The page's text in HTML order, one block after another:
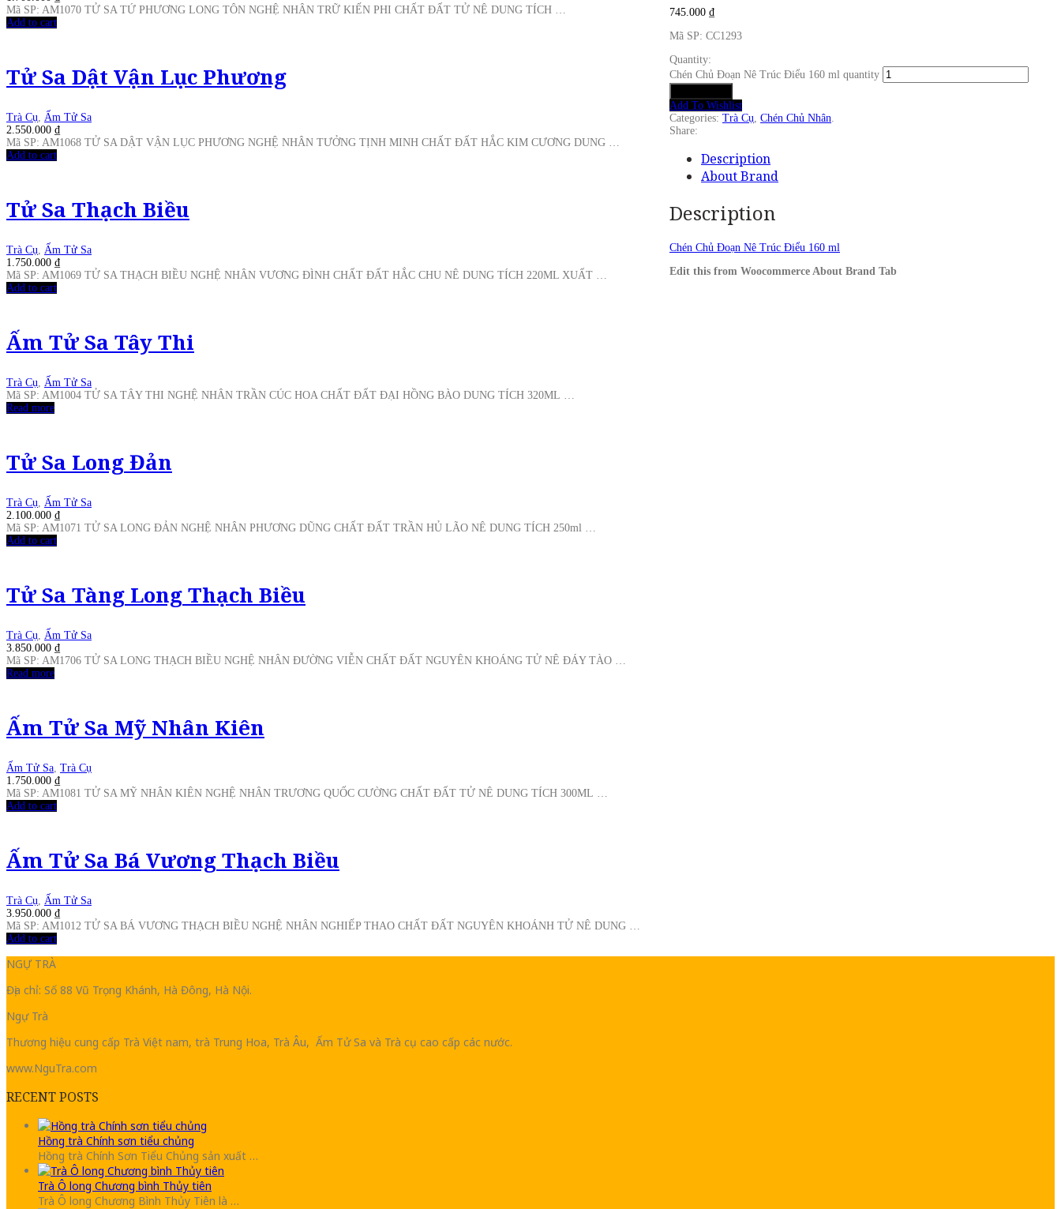
745.000 ₫
Mã SP: CC1293
Quantity:
Chén Chủ Đoạn Nê Trúc Điểu 160 ml quantity
Add To Wishlist
Categories: Trà Cụ Chén Chủ Nhân
Share:
Description
About Brand
Description
Chén Chủ Đoạn Nê Trúc Điểu 160 ml
Edit this from Woocommerce About Brand Tab
Mã SP: AM1070 TỬ SA TỨ PHƯƠNG LONG TÔN NGHỆ NHÂN TRỮ KIẾN PHI CHẤT ĐẤT TỬ NÊ DUNG TÍCH …
Add to cart
Tử Sa Dật Vận Lục Phương
Trà Cụ
Ấm Tử Sa
2.550.000 ₫
Mã SP: AM1068 TỬ SA DẬT VẬN LỤC PHƯƠNG NGHỆ NHÂN TƯỞNG TỊNH MINH CHẤT ĐẤT HẮC KIM CƯƠNG DUNG …
Add to cart
Tử Sa Thạch Biều
Trà Cụ
Ấm Tử Sa
1.750.000 ₫
Mã SP: AM1069 TỬ SA THẠCH BIỀU NGHỆ NHÂN VƯƠNG ĐÌNH CHẤT ĐẤT HẮC CHU NÊ DUNG TÍCH 220ML XUẤT …
Add to cart
Ấm Tử Sa Tây Thi
Trà Cụ
Ấm Tử Sa
Mã SP: AM1004 TỬ SA TÂY THI NGHỆ NHÂN TRẦN CÚC HOA CHẤT ĐẤT ĐẠI HỒNG BÀO DUNG TÍCH 320ML …
Read more
Tử Sa Long Đản
Trà Cụ
Ấm Tử Sa
2.100.000 ₫
Mã SP: AM1071 TỬ SA LONG ĐẢN NGHỆ NHÂN PHƯƠNG DŨNG CHẤT ĐẤT TRẦN HỦ LÃO NÊ DUNG TÍCH 250ml …
Add to cart
Tử Sa Tàng Long Thạch Biều
Trà Cụ
Ấm Tử Sa
3.850.000 ₫
Mã SP: AM1706 TỬ SA LONG THẠCH BIỀU NGHỆ NHÂN ĐƯỜNG VIỄN CHẤT ĐẤT NGUYÊN KHOÁNG TỬ NÊ ĐÁY TÀO …
Read more
Ấm Tử Sa Mỹ Nhân Kiên
Ấm Tử Sa Trà Cụ
1.750.000 ₫
Mã SP: AM1081 TỬ SA MỸ NHÂN KIÊN NGHỆ NHÂN TRƯƠNG QUỐC CƯỜNG CHẤT ĐẤT TỬ NÊ DUNG TÍCH 300ML …
Add to cart
Ấm Tử Sa Bá Vương Thạch Biều
Trà Cụ
Ấm Tử Sa
3.950.000 ₫
Mã SP: AM1012 TỬ SA BÁ VƯƠNG THẠCH BIỀU NGHỆ NHÂN NGHIẾP THAO CHẤT ĐẤT NGUYÊN KHOÁNH TỬ NÊ DUNG …
Add to cart
NGỰ TRÀ
Địa chỉ: Số 88 Vũ Trọng Khánh, Hà Đông, Hà Nội.
Ngự Trà
Thương hiệu cung cấp Trà Việt nam, trà Trung Hoa, Trà Âu, Ấm Tử Sa và Trà cụ cao cấp các nước.
www.NguTra.com
RECENT POSTS
Hồng trà Chính sơn tiểu chủng
Hồng trà Chính Sơn Tiểu Chủng sản xuất …
Trà Ô long Chương bình Thủy tiên
Trà Ô long Chương Bình Thủy Tiên là …